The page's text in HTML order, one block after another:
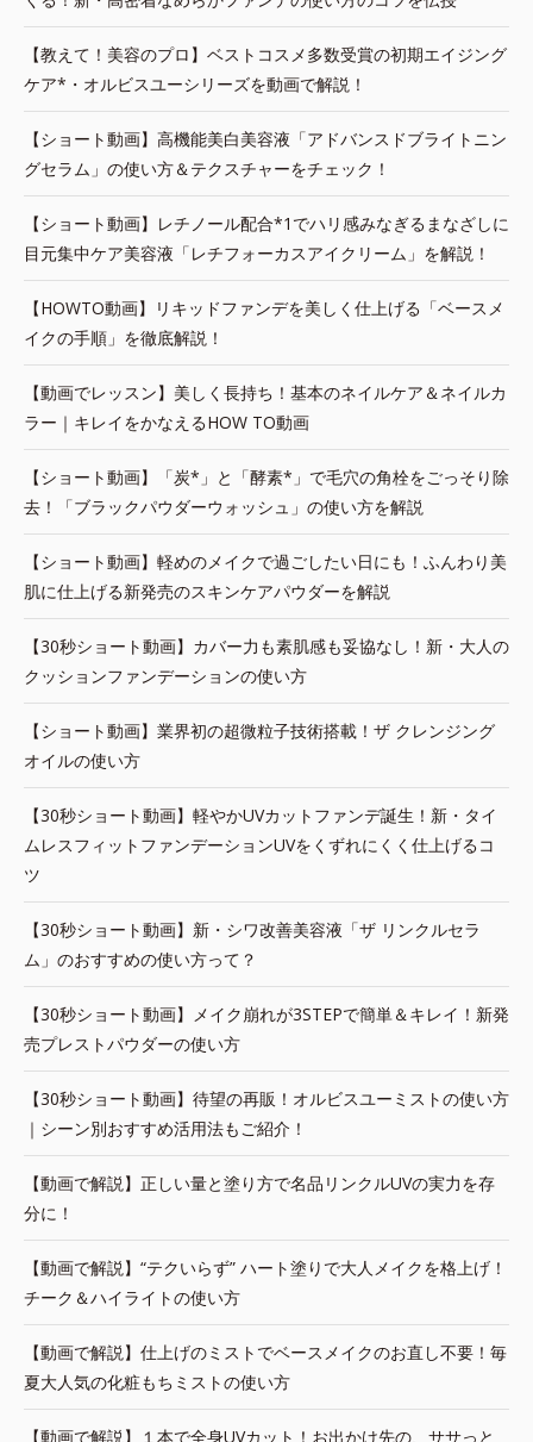
【教えて！美容のプロ】ベストコスメ多数受賞の初期エイジング
ケア*・オルビスユーシリーズを動画で解説！
【ショート動画】高機能美白美容液「アドバンスドブライトニン
グセラム」の使い方＆テクスチャーをチェック！
【ショート動画】レチノール配合*1でハリ感みなぎるまなざしに
目元集中ケア美容液「レチフォーカスアイクリーム」を解説！
【HOWTO動画】リキッドファンデを美しく仕上げる「ベースメ
イクの手順」を徹底解説！
【動画でレッスン】美しく長持ち！基本のネイルケア＆ネイルカ
ラー｜キレイをかなえるHOW TO動画
【ショート動画】「炭*」と「酵素*」で毛穴の角栓をごっそり除
去！「ブラックパウダーウォッシュ」の使い方を解説
【ショート動画】軽めのメイクで過ごしたい日にも！ふんわり美
肌に仕上げる新発売のスキンケアパウダーを解説
【30秒ショート動画】カバー力も素肌感も妥協なし！新・大人の
クッションファンデーションの使い方
【ショート動画】業界初の超微粒子技術搭載！ザ クレンジング
オイルの使い方
【30秒ショート動画】軽やかUVカットファンデ誕生！新・タイ
ムレスフィットファンデーションUVをくずれにくく仕上げるコ
ツ
【30秒ショート動画】新・シワ改善美容液「ザ リンクルセラ
ム」のおすすめの使い方って？
【30秒ショート動画】メイク崩れが3STEPで簡単＆キレイ！新発
売プレストパウダーの使い方
【30秒ショート動画】待望の再販！オルビスユーミストの使い方
｜シーン別おすすめ活用法もご紹介！
【動画で解説】正しい量と塗り方で名品リンクルUVの実力を存
分に！
【動画で解説】“テクいらず” ハート塗りで大人メイクを格上げ！
チーク＆ハイライトの使い方
【動画で解説】仕上げのミストでベースメイクのお直し不要！毎
夏大人気の化粧もちミストの使い方
【動画で解説】１本で全身UVカット！お出かけ先の、ササっと